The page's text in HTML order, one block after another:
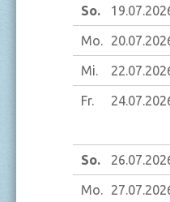
So. 19.07.
Mo. 20.07.
Mi. 22.07.
Fr. 24.07.
So. 26.07.
Mo. 27.07.